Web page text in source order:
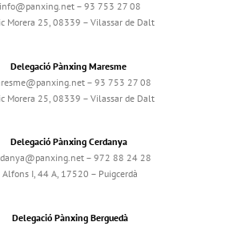
info@panxing.net – 93 753 27 08
Morera 25, 08339 – Vilassar de Dalt
Delegació Pànxing Maresme
– 93 753 27 08
Morera 25, 08339 – Vilassar de Dalt
Delegació Pànxing Cerdanya
– 972 88 24 28
Alfons I, 44 A, 17520 – Puigcerdà
Delegació Pànxing Berguedà